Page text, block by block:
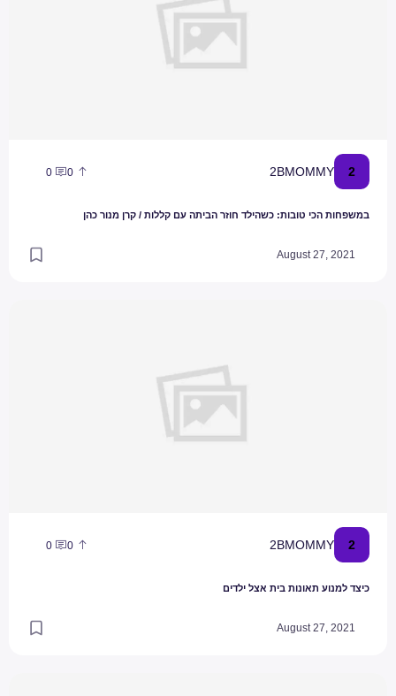
2
2BMOMMY
0
0
במשפחות הכי טובות: כשהילד חוזר הביתה עם קללות / קרן מנור כהן
August 27, 2021
2
2BMOMMY
0
0
כיצד למנוע תאונות בית אצל ילדים
August 27, 2021